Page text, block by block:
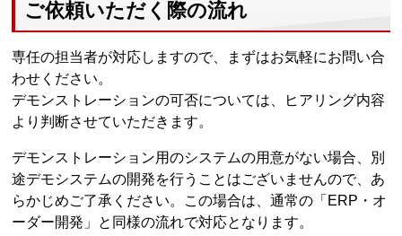
ご依頼いただく際の流れ
専任の担当者が対応しますので、まずはお気軽にお問い合
わせください。
デモンストレーションの可否については、ヒアリング内容
より判断させていただきます。
デモンストレーション用のシステムの用意がない場合、別
途デモシステムの開発を行うことはございませんので、あ
らかじめご了承ください。この場合は、通常の「ERP・オ
ーダー開発」と同様の流れで対応となります。